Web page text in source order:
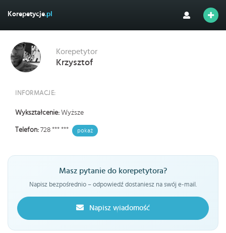
Korepetycje.pl
Korepetytor
Krzysztof
INFORMACJE:
Wykształcenie: Wyższe
Telefon: 728 *** *** pokaż
Masz pytanie do korepetytora?
Napisz bezpośrednio – odpowiedź dostaniesz na swój e-mail.
Napisz wiadomość